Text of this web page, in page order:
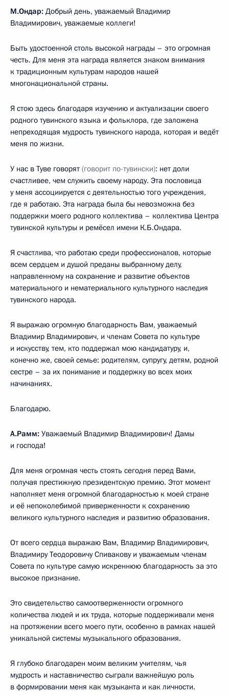
М.Ондар: Добрый день, уважаемый Владимир
Владимирович, уважаемые коллеги!
Быть удостоенной столь высокой награды – это огромная
честь. Для меня эта награда является знаком внимания
к традиционным культурам народов нашей
многонациональной страны.
Я стою здесь благодаря изучению и актуализации своего
родного тувинского языка и фольклора, где заложена
непреходящая мудрость тувинского народа, которая и ведёт
меня по жизни.
У нас в Туве говорят (говорит по-тувински): нет доли
счастливее, чем служить своему народу. Эта пословица
у меня ассоциируется с деятельностью того учреждения,
где я работаю. Эта награда была бы невозможна без
поддержки моего родного коллектива – коллектива Центра
тувинской культуры и ремёсел имени К.Б.Ондара.
Я счастлива, что работаю среди профессионалов, которые
всем сердцем и душой преданы выбранному делу,
направленному на сохранение и развитие объектов
материального и нематериального культурного наследия
тувинского народа.
Я выражаю огромную благодарность Вам, уважаемый
Владимир Владимирович, и членам Совета по культуре
и искусству, тем, кто поддержал мою кандидатуру, и,
конечно же, своей семье: родителям, супругу, детям, родной
сестре – за их понимание и поддержку во всех моих
начинаниях.
Благодарю.
А.Рамм: Уважаемый Владимир Владимирович! Дамы
и господа!
Для меня огромная честь стоять сегодня перед Вами,
получая престижную президентскую премию. Этот момент
наполняет меня огромной благодарностью к моей стране
и её непоколебимой приверженности к сохранению
великого культурного наследия и развитию образования.
От всего сердца выражаю Вам, Владимир Владимирович,
Владимиру Теодоровичу Спивакову и уважаемым членам
Совета по культуре самую искреннюю благодарность за это
высокое признание.
Это свидетельство самоотверженности огромного
количества людей и их труда, которые поддерживали меня
на протяжении всего моего пути, особенно в рамках нашей
уникальной системы музыкального образования.
Я глубоко благодарен моим великим учителям, чья
мудрость и наставничество сыграли важнейшую роль
в формировании меня как музыканта и как личности.